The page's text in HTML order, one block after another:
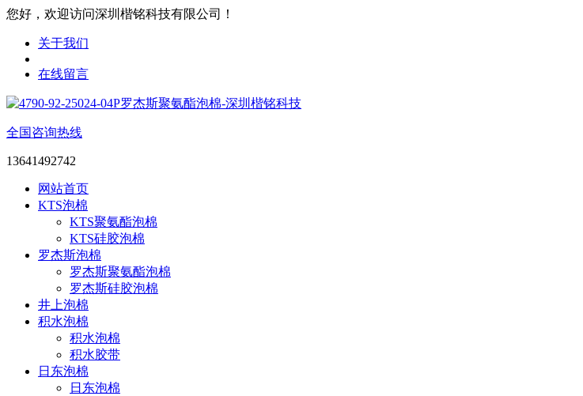
您好，欢迎访问深圳楷铭科技有限公司！
关于我们
在线留言
全国咨询热线
13641492742
网站首页
KTS泡棉
KTS聚氨酯泡棉
KTS硅胶泡棉
罗杰斯泡棉
罗杰斯聚氨酯泡棉
罗杰斯硅胶泡棉
井上泡棉
积水泡棉
积水泡棉
积水胶带
日东泡棉
日东泡棉